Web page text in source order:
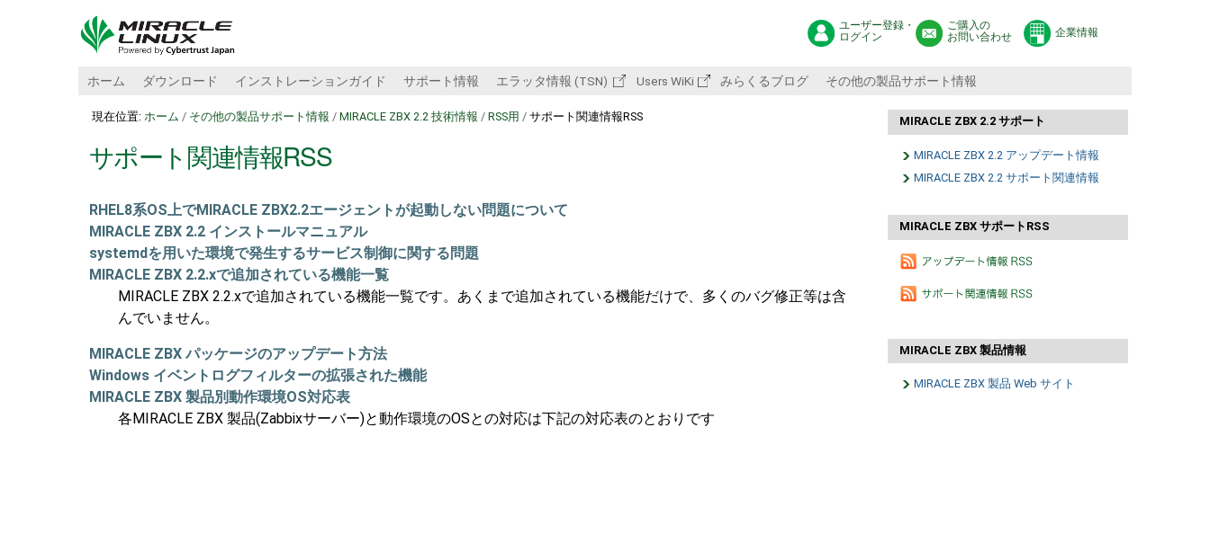
ユーザー登録・
ログイン
ご購入の
お問い合わせ
企業情報
ホーム ダウンロード インストレーションガイド サポート情報 エラッタ情報 (TSN) Users WiKi みらくるブログ その他の製品サポート情報
現在位置: ホーム / その他の製品サポート情報 / MIRACLE ZBX 2.2 技術情報 / RSS用 / サポート関連情報RSS
サポート関連情報RSS
RHEL8系OS上でMIRACLE ZBX2.2エージェントが起動しない問題について
MIRACLE ZBX 2.2 インストールマニュアル
systemdを用いた環境で発生するサービス制御に関する問題
MIRACLE ZBX 2.2.xで追加されている機能一覧
MIRACLE ZBX 2.2.xで追加されている機能一覧です。あくまで追加されている機能だけで、多くのバグ修正等は含
んでいません。
MIRACLE ZBX パッケージのアップデート方法
Windows イベントログフィルターの拡張された機能
MIRACLE ZBX 製品別動作環境OS対応表
各MIRACLE ZBX 製品(Zabbixサーバー)と動作環境のOSとの対応は下記の対応表のとおりです
MIRACLE ZBX 2.2 サポート
MIRACLE ZBX 2.2 アップデート情報
MIRACLE ZBX 2.2 サポート関連情報
MIRACLE ZBX サポートRSS
MIRACLE ZBX 製品情報
MIRACLE ZBX 製品 Web サイト